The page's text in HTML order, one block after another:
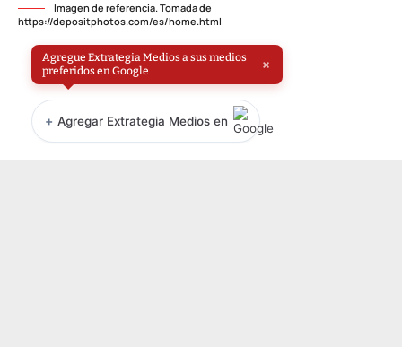
Imagen de referencia. Tomada de
https://depositphotos.com/es/home.html
Agregue Extrategia Medios a sus medios
preferidos en Google
×
+ Agregar Extrategia Medios en